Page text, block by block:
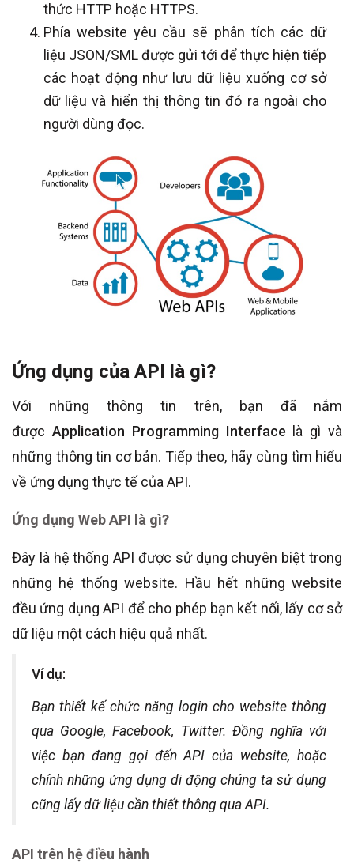
thức HTTP hoặc HTTPS.
Phía website yêu cầu sẽ phân tích các dữ
liệu JSON/SML được gửi tới để thực hiện tiếp
các hoạt động như lưu dữ liệu xuống cơ sở
dữ liệu và hiển thị thông tin đó ra ngoài cho
người dùng đọc.
Ứng dụng của API là gì?
Với những thông tin trên, bạn đã nắm
được Application Programming Interface là gì và
những thông tin cơ bản. Tiếp theo, hãy cùng tìm hiểu
về ứng dụng thực tế của API.
Ứng dụng Web API là gì?
Đây là hệ thống API được sử dụng chuyên biệt trong
những hệ thống website. Hầu hết những website
đều ứng dụng API để cho phép bạn kết nối, lấy cơ sở
dữ liệu một cách hiệu quả nhất.
Ví dụ:
Bạn thiết kế chức năng login cho website thông
qua Google, Facebook, Twitter. Đồng nghĩa với
việc bạn đang gọi đến API của website, hoặc
chính những ứng dụng di động chúng ta sử dụng
cũng lấy dữ liệu cần thiết thông qua API.
API trên hệ điều hành